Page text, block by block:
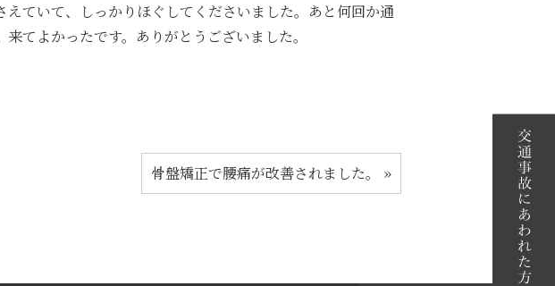
ていて、しっかりほぐしてくださいました。あと何回か通
てよかったです。ありがとうございました。
骨盤矯正で腰痛が改善されました。 »